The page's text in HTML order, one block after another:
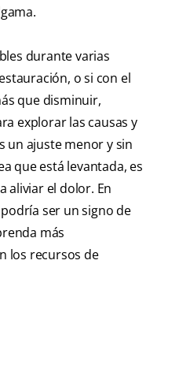
durante varias
o si con el
que disminuir,
explorar las causas y
un ajuste menor y sin
que está levantada, es
aliviar el dolor. En
ser un signo de
más
los recursos de